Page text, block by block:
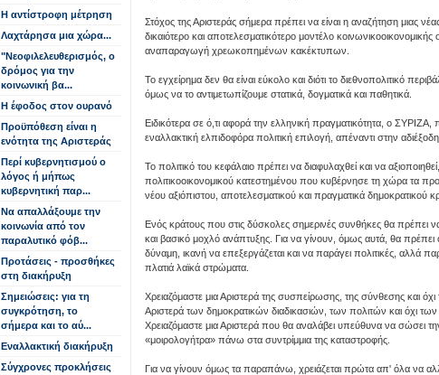
Στόχος της Αριστεράς σήμερα πρέπει να είναι η αναζήτηση μιας
δικαιότερο και αποτελεσματικότερο μοντέλο
αναπαραγωγή χρεωκοπημένων κακέκτυπων.
Το εγχείρημα δεν θα είναι εύκολο και διότι το διεθνοπολιτικό
όμως να το αντιμετωπίζουμε στατικά, δογματικά και παθητικά.
Ειδικότερα σε ό,τι αφορά την ελληνική πραγματικότητα, ο ΣΥΡΙΖΑ,
εναλλακτική ελπιδοφόρα πολιτική επιλογή, απέναντι στην
Το πολιτικό του κεφάλαιο πρέπει να διαφυλαχθεί και να
πολιτικοοικονομικού κατεστημένου που κυβέρνησε τη χώρα τα
νέου αξιόπιστου, αποτελεσματικού και πραγματικά δημοκρατικού
Ενός κράτους που στις δύσκολες σημερινές συνθήκες θα πρέπει
και βασικό μοχλό ανάπτυξης. Για να γίνουν, όμως αυτά, θα πρέπει
δύναμη, ικανή να επεξεργάζεται και να παράγει πολιτικές, αλλά
πλατιά λαϊκά στρώματα.
Χρειαζόμαστε μια Αριστερά της συσπείρωσης, της σύνθεσης και
Αριστερά των δημοκρατικών διαδικασιών, των πολιτών και όχι
Χρειαζόμαστε μια Αριστερά που θα αναλάβει υπεύθυνα να σώσει
«μοιρολογήτρα» πάνω στα συντρίμμια της καταστροφής.
Για να γίνουν όμως τα παραπάνω, χρειάζεται πρώτα απ' όλα να
Η αντίστροφη μέτρηση
Λαχτάρησα μια χώρα...
"Νεοφιλελευθερισμός, ο
δρόμος για την
κοινωνική βα...
Η έφοδος στον ουρανό
Προϋπόθεση είναι η
ενότητα της Αριστεράς
Περί κυβερνητισμού ο
λόγος ή μήπως
κυβερνητική παρ...
Να απαλλάξουμε την
κοινωνία από τον
παραλυτικό φόβ...
Προτάσεις - προσθήκες
στη διακήρυξη
Σημειώσεις: για τη
συγκρότηση, το
σήμερα και το αύ...
Εναλλακτική διακήρυξη
Σύγχρονες προκλήσεις